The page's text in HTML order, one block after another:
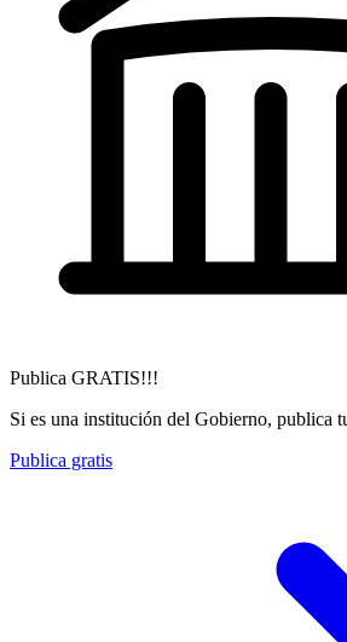
Publica GRATIS!!!
Si es una institución del Gobierno, publica
Publica gratis